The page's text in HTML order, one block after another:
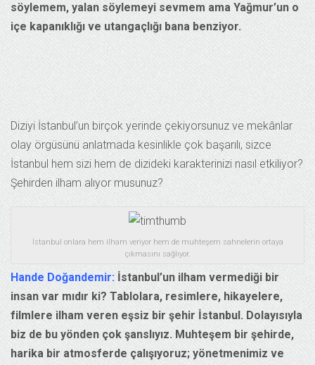
söylemem, yalan söylemeyi sevmem ama Yağmur’un o
içe kapanıklığı ve utangaçlığı bana benziyor.
Diziyi İstanbul’un birçok yerinde çekiyorsunuz ve mekânlar
olay örgüsünü anlatmada kesinlikle çok başarılı, sizce
İstanbul hem sizi hem de dizideki karakterinizi nasıl etkiliyor?
Şehirden ilham alıyor musunuz?
İstanbul onlara hem ilham veriyor hem de muhteşem sahnelerin ortaya
çıkmasını sağlıyor.
Hande Doğandemir: İstanbul’un ilham vermediği bir
insan var mıdır ki? Tablolara, resimlere, hikayelere,
filmlere ilham veren eşsiz bir şehir İstanbul. Dolayısıyla
biz de bu yönden çok şanslıyız. Muhteşem bir şehirde,
harika bir atmosferde çalışıyoruz; yönetmenimiz ve